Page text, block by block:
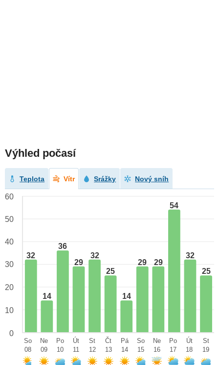
Výhled počasí
Teplota Vítr Srážky Nový sníh
32
14
36
29
32
25
14
29 29
54
32
25
60
50
40
30
20
10
0
So
08
Ne
09
Po
10
Út
11
St
12
Čt
13
Pá
14
So
15
Ne
16
Po
17
Út
18
St
19